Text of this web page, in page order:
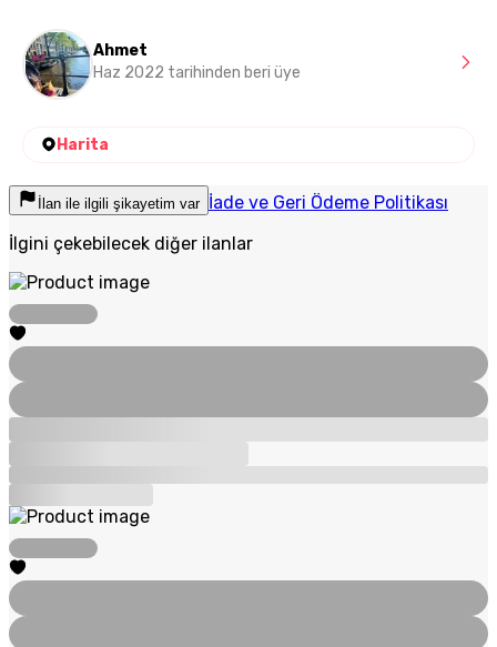
Ahmet
Haz 2022 tarihinden beri üye
Harita
İlan ile ilgili şikayetim var İade ve Geri Ödeme Politikası
İlgini çekebilecek diğer ilanlar